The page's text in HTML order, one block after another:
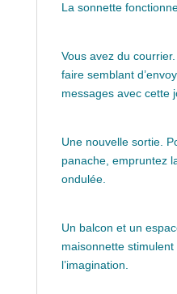
La sonnette
Vous avez du
faire semblant
messages avec cette
Une nouvelle sortie.
panache, empruntez
ondulée.
Un balcon et un
maisonnette
l’imagination.